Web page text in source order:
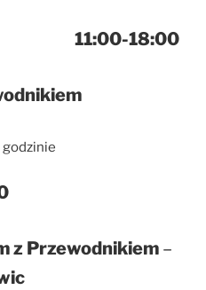
11:00-18:00
godzinie
z Przewodnikiem –